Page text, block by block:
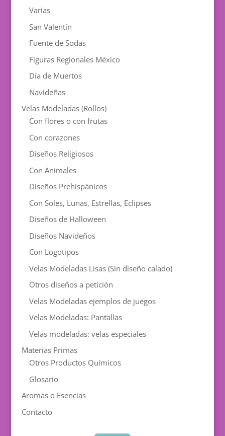
Varias
San Valentín
Fuente de Sodas
Figuras Regionales México
Día de Muertos
Navideñas
Velas Modeladas (Rollos)
Con flores o con frutas
Con corazones
Diseños Religiosos
Con Animales
Diseños Prehispánicos
Con Soles, Lunas, Estrellas, Eclipses
Diseños de Halloween
Diseños Navideños
Con Logotipos
Velas Modeladas Lisas (Sin diseño calado)
Otros diseños a petición
Velas Modeladas ejemplos de juegos
Velas Modeladas: Pantallas
Velas modeladas: velas especiales
Materias Primas
Otros Productos Químicos
Glosario
Aromas o Esencias
Contacto